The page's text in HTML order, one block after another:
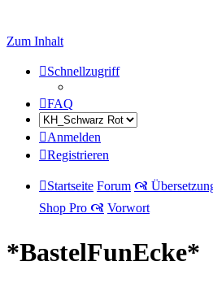
Zum Inhalt
Schnellzugriff
FAQ
Anmelden
Registrieren
Startseite Forum 🙧
Shop Pro 🙧 Vorwort
*BastelFunEcke*